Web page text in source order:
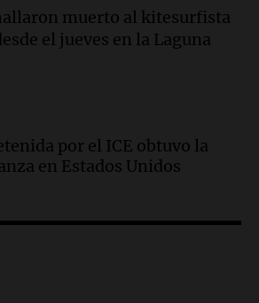
y el sueño argentino de
en una entrevista con Rony
de Agostina Vega, tras
"En esa casa
algo que ver"
ideal: qué alimentos
muerto al kitesurfista
el jueves en la Laguna
por el ICE obtuvo la
en Estados Unidos